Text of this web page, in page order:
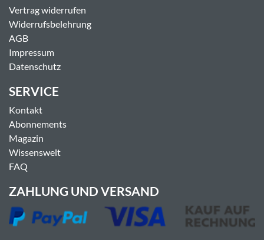
Vertrag widerrufen
Widerrufsbelehrung
AGB
Impressum
Datenschutz
SERVICE
Kontakt
Abonnements
Magazin
Wissenswelt
FAQ
ZAHLUNG UND VERSAND